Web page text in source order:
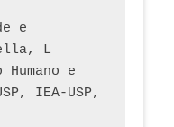
e
L
e
IEA-USP,